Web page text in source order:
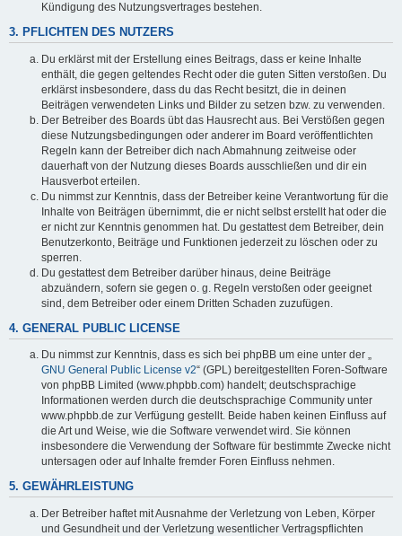
Kündigung des Nutzungsvertrages bestehen.
3. PFLICHTEN DES NUTZERS
Du erklärst mit der Erstellung eines Beitrags, dass er keine Inhalte
enthält, die gegen geltendes Recht oder die guten Sitten verstoßen. Du
erklärst insbesondere, dass du das Recht besitzt, die in deinen
Beiträgen verwendeten Links und Bilder zu setzen bzw. zu verwenden.
Der Betreiber des Boards übt das Hausrecht aus. Bei Verstößen gegen
diese Nutzungsbedingungen oder anderer im Board veröffentlichten
Regeln kann der Betreiber dich nach Abmahnung zeitweise oder
dauerhaft von der Nutzung dieses Boards ausschließen und dir ein
Hausverbot erteilen.
Du nimmst zur Kenntnis, dass der Betreiber keine Verantwortung für die
Inhalte von Beiträgen übernimmt, die er nicht selbst erstellt hat oder die
er nicht zur Kenntnis genommen hat. Du gestattest dem Betreiber, dein
Benutzerkonto, Beiträge und Funktionen jederzeit zu löschen oder zu
sperren.
Du gestattest dem Betreiber darüber hinaus, deine Beiträge
abzuändern, sofern sie gegen o. g. Regeln verstoßen oder geeignet
sind, dem Betreiber oder einem Dritten Schaden zuzufügen.
4. GENERAL PUBLIC LICENSE
Du nimmst zur Kenntnis, dass es sich bei phpBB um eine unter der „
GNU General Public License v2“ (GPL) bereitgestellten Foren-Software
von phpBB Limited (www.phpbb.com) handelt; deutschsprachige
Informationen werden durch die deutschsprachige Community unter
www.phpbb.de zur Verfügung gestellt. Beide haben keinen Einfluss auf
die Art und Weise, wie die Software verwendet wird. Sie können
insbesondere die Verwendung der Software für bestimmte Zwecke nicht
untersagen oder auf Inhalte fremder Foren Einfluss nehmen.
5. GEWÄHRLEISTUNG
Der Betreiber haftet mit Ausnahme der Verletzung von Leben, Körper
und Gesundheit und der Verletzung wesentlicher Vertragspflichten